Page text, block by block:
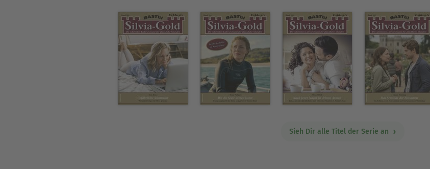
Sieh Dir alle Titel der Serie an